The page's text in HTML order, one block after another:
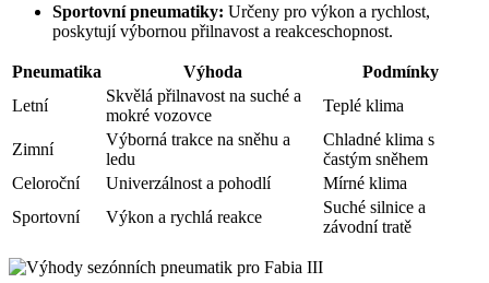
Sportovní pneumatiky: Určeny pro výkon a rychlost,
poskytují výbornou přilnavost a reakceschopnost.
Pneumatika Výhoda
Podmínky
Letní
Skvělá přilnavost na suché a
mokré vozovce
Teplé klima
Zimní
Výborná trakce na sněhu a
ledu
Chladné klima s
častým sněhem
Celoroční
Univerzálnost a pohodlí
Mírné klima
Sportovní
Výkon a rychlá reakce
Suché silnice a
závodní tratě